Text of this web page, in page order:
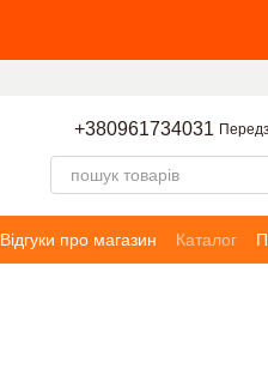
+380961734031
Відгуки про магазин Каталог